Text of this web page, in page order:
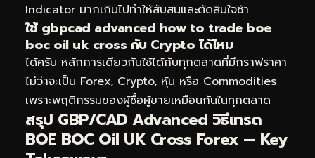
Indicator มากเกินไปทำให้สับสนและตัดสินใจช้า
ใช้ gbpcad advanced how to trade boe
boc oil uk cross กับ Crypto ได้ไหม
ได้ครับ หลักการเดียวกันใช้ได้กับทุกตลาดที่มีกราฟราคา
ไม่ว่าจะเป็น Forex, Crypto, หุ้น หรือ Commodities
เพราะพฤติกรรมของผู้ซื้อผู้ขายเหมือนกันในทุกตลาด
สรุป GBP/CAD Advanced วิธีเทรด
BOE BOC Oil UK Cross Forex — Key